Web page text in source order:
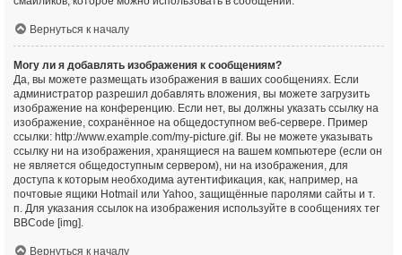
Вернуться к началу
Могу ли я добавлять изображения к сообщениям?
Да, вы можете размещать изображения в ваших сообщениях. Если
администратор разрешил добавлять вложения, вы можете загрузить
изображение на конференцию. Если нет, вы должны указать ссылку на
изображение, сохранённое на общедоступном веб-сервере. Пример
ссылки: http://www.example.com/my-picture.gif. Вы не можете указывать
ссылку ни на изображения, хранящиеся на вашем компьютере (если он
не является общедоступным сервером), ни на изображения, для
доступа к которым необходима аутентификация, как, например, на
почтовые ящики Hotmail или Yahoo, защищённые паролями сайты и т.
п. Для указания ссылок на изображения используйте в сообщениях тег
BBCode [img].
Вернуться к началу